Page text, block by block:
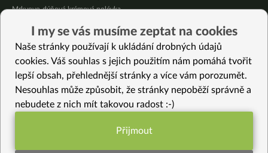
Mrkvovo-dýňová krémová polévka
Osvěžující čaj s citronovými bylinkami
Nepečený jablečný dort s rybízem
Vybrané recepty
Tempura z kopřivy
Knedlík z rýže, jahel a vloček
I my se vás musíme zeptat na cookies
Naše stránky používají k ukládání drobných údajů
cookies. Váš souhlas s jejich použitím nám pomáhá tvořit
lepší obsah, přehlednější stránky a více vám porozumět.
Nesouhlas může způsobit, že stránky nepoběží správně a
nebudete z nich mít takovou radost :-)
Funkční nastavení potřebujeme (vždy
Přijmout